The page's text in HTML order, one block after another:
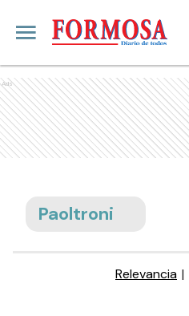
Ads
Paoltroni
Relevancia |